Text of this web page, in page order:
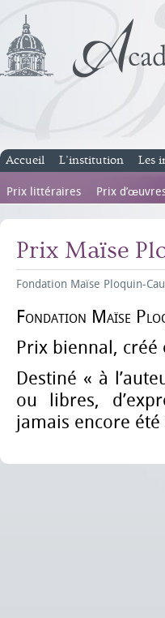
Accueil L’institution Les
Prix littéraires Prix
Prix Maïse
Fondation Maïse Ploquin-
Fondation Maïse
Prix biennal, créé
Destiné « à
ou libres,
jamais encore